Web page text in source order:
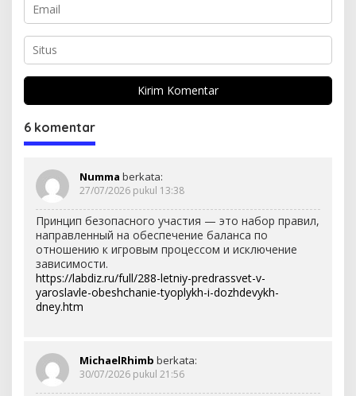
6 komentar
Numma berkata:
27/07/2026 pukul 13:38
Принцип безопасного участия — это набор правил,
направленный на обеспечение баланса по
отношению к игровым процессом и исключение
зависимости.
https://labdiz.ru/full/288-letniy-predrassvet-v-
yaroslavle-obeshchanie-tyoplykh-i-dozhdevykh-
dney.htm
MichaelRhimb berkata:
30/07/2026 pukul 21:56